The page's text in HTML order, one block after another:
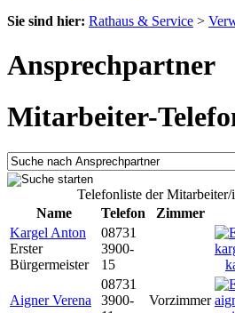
Sie sind hier: Rathaus & Service >
Ansprechpartner
Mitarbeiter-
Telefonliste der
Name
Telefon Zimmer
Kargel Anton
Erster
Bürgermeister
08731
3900-
15
Aigner Verena
08731
3900-
Vorzimmer